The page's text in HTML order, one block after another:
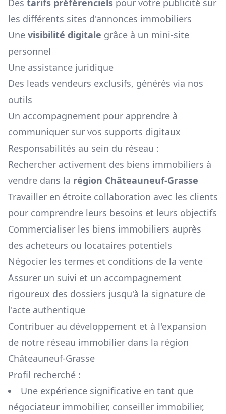
Des tarifs préférenciels pour votre publicité sur
les différents sites d'annonces immobiliers
Une visibilité digitale grâce à un mini-site
personnel
Une assistance juridique
Des leads vendeurs exclusifs, générés via nos
outils
Un accompagnement pour apprendre à
communiquer sur vos supports digitaux
Responsabilités au sein du réseau :
Rechercher activement des biens immobiliers à
vendre dans la région Châteauneuf-Grasse
Travailler en étroite collaboration avec les clients
pour comprendre leurs besoins et leurs objectifs
Commercialiser les biens immobiliers auprès
des acheteurs ou locataires potentiels
Négocier les termes et conditions de la vente
Assurer un suivi et un accompagnement
rigoureux des dossiers jusqu'à la signature de
l'acte authentique
Contribuer au développement et à l'expansion
de notre réseau immobilier dans la région
Châteauneuf-Grasse
Profil recherché :
Une expérience significative en tant que
négociateur immobilier, conseiller immobilier,